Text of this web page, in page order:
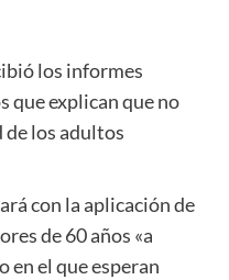
los informes
que explican que no
de los adultos
con la aplicación de
de 60 años «a
en el que esperan